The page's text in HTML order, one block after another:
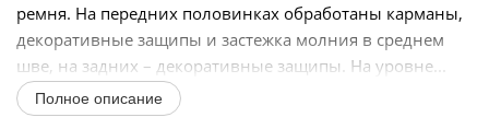
ремня. На передних половинках обработаны карманы,
декоративные защипы и застежка молния в среднем
шве, на задних – декоративные защипы. На уровне...
Полное описание